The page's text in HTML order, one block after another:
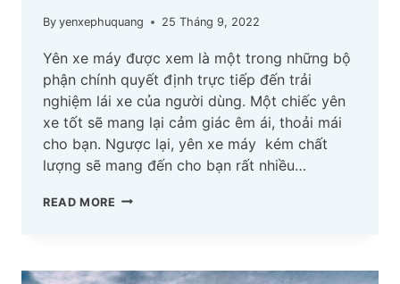
By yenxephuquang 25 Tháng 9, 2022
Yên xe máy được xem là một trong những bộ
phận chính quyết định trực tiếp đến trải
nghiệm lái xe của người dùng. Một chiếc yên
xe tốt sẽ mang lại cảm giác êm ái, thoải mái
cho bạn. Ngược lại, yên xe máy kém chất
lượng sẽ mang đến cho bạn rất nhiều…
READ MORE TOP